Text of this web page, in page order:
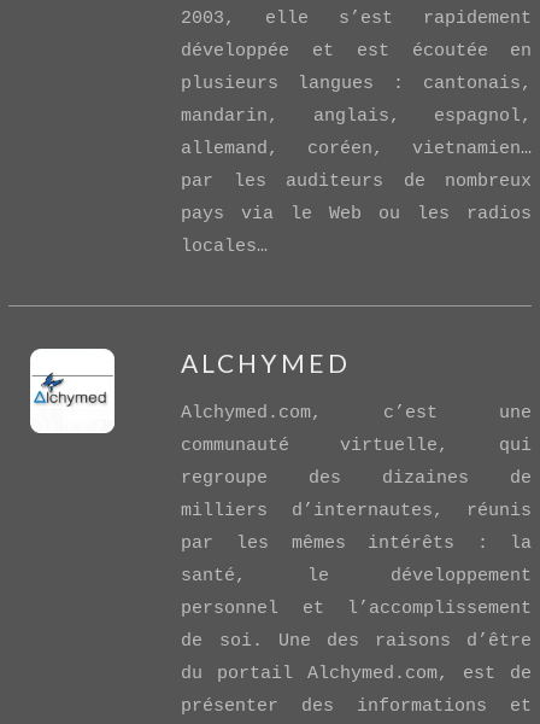
2003, elle s’est rapidement
développée et est écoutée en
plusieurs langues : cantonais,
mandarin, anglais, espagnol,
allemand, coréen, vietnamien…
par les auditeurs de nombreux
pays via le Web ou les radios
locales…
ALCHYMED
Alchymed.com, c’est une
communauté virtuelle, qui
regroupe des dizaines de
milliers d’internautes, réunis
par les mêmes intérêts : la
santé, le développement
personnel et l’accomplissement
de soi. Une des raisons d’être
du portail Alchymed.com, est de
présenter des informations et